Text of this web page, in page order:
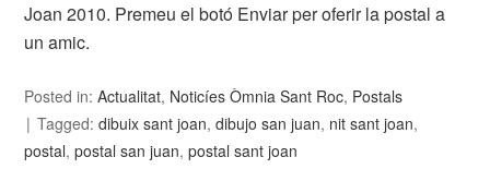
Joan 2010. Premeu el botó Enviar per oferir la postal a
un amic.
Posted in:Actualitat, Noticíes Òmnia Sant Roc, Postals
Tagged:dibuix sant joan,dibujo san juan, nit sant joan,
postal,postal san juan,postal sant joan